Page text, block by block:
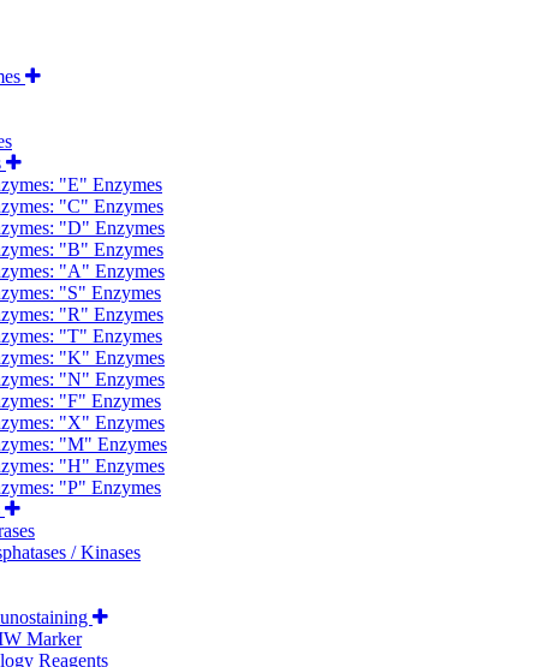
"E" Enzymes
"C" Enzymes
"D" Enzymes
"B" Enzymes
"A" Enzymes
"S" Enzymes
"R" Enzymes
"T" Enzymes
"K" Enzymes
"N" Enzymes
"F" Enzymes
"X" Enzymes
"M" Enzymes
"H" Enzymes
"P" Enzymes
/ Kinases
Marker
Reagents